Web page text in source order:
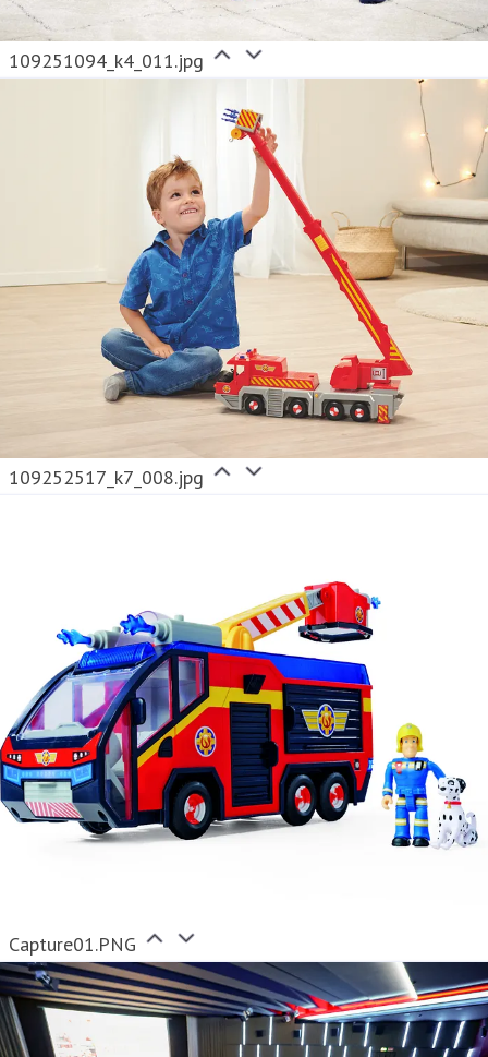
109251094_k4_011.jpg
109252517_k7_008.jpg
Capture01.PNG